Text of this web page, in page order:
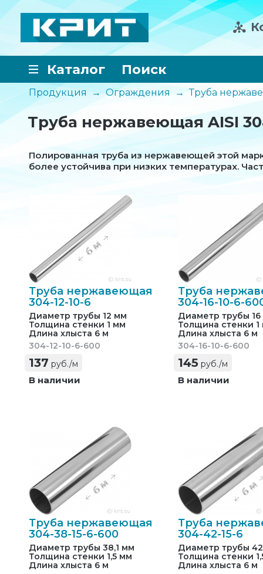
Каталог Поиск
Продукция → Ограждения → Труба
Труба нержавеющая AISI
Полированная труба из нержавеющей этой
более устойчива при низких температурах.
Труба нержавеющая
304-12-10-6
Диаметр трубы 12 мм
Толщина стенки 1 мм
Длина хлыста 6 м
304-12-10-6-600
137 руб./м
В наличии
Труба
304-16-10-6-
Диаметр трубы
Толщина стенки 1
Длина хлыста 6 м
304-16-10-6-600
145 руб./м
В наличии
Труба нержавеющая
304-38-15-6-600
Диаметр трубы 38,1 мм
Толщина стенки 1,5 мм
Длина хлыста 6 м
Труба
304-42-15-6
Диаметр трубы
Толщина стенки
Длина хлыста 6 м